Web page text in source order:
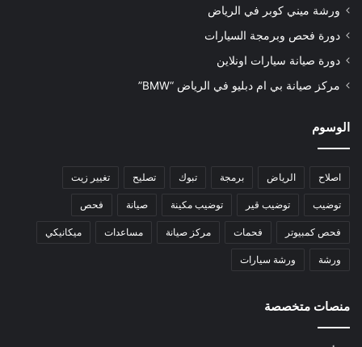
ورشة ميني كوبر في الرياض
دورة فحص وبرمجة السيارات
دورة صيانة سيارات اونلاين
مركز صيانة بي ام دبليو في الرياض “BMW”
الوسوم
اصلاح الرياض برمجة تبوك تصليح تغيير زيت
توضيب توضيب قير توضيب مكينة صيانة فحص
فحص كمبيوتر فحمات مركز صيانة مساعدات ميكانيكي
ورشة ورشة سيارات
منصات متخصصة